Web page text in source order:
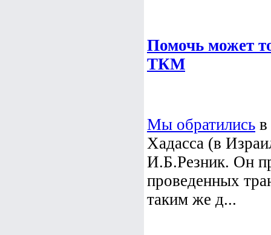
Помочь может
ТКМ
Мы обратились в
Хадасса (в
И.Б.Резник. Он
проведенных
таким же д...